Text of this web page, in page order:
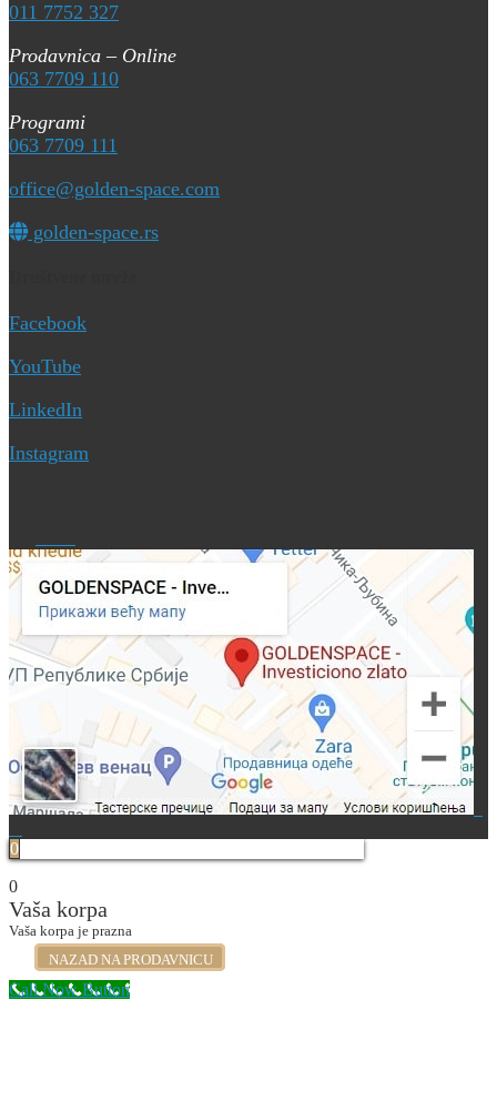
011 7752 327
Prodavnica – Online
063 7709 110
Programi
063 7709 111
office@golden-space.com
golden-space.rs
Facebook
YouTube
LinkedIn
Instagram
0
0
Vaša korpa
Vaša korpa je prazna
NAZAD NA PRODAVNICU
Call Now Button